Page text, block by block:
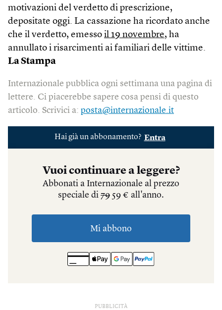
motivazioni del verdetto di prescrizione,
depositate oggi. La cassazione ha ricordato anche
che il verdetto, emesso il 19 novembre, ha
annullato i risarcimenti ai familiari delle vittime.
La Stampa
Internazionale pubblica ogni settimana una pagina di
lettere. Ci piacerebbe sapere cosa pensi di questo
articolo. Scrivici a: posta@internazionale.it
PUBBLICITÀ